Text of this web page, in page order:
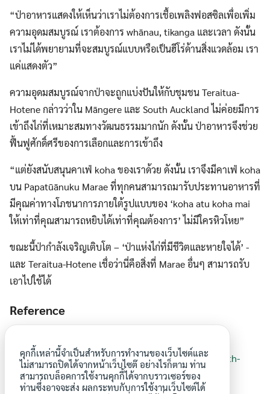
“ป่าอาหารแสดงให้เห็นว่าเราไม่ต้องการเชื้อเพลิงฟอสซิลเพื่อเพิ่ม
ความอุดมสมบูรณ์ เราต้องการ whānau, tikanga และเวลา ดังนั้น
เราไม่ได้พยายามที่จะสมบูรณ์แบบหรือเป็นฮีโร่ด้านสิ่งแวดล้อม เรา
แค่แสดงตัว”
ความอุดมสมบูรณ์จากป่าจะถูกแบ่งปันให้กับชุมชน Teraitua-
Hotene กล่าวว่าใน Māngere และ South Auckland ไม่ค่อยมีการ
เข้าถึงไก่ที่เหมาะสมทางวัฒนธรรมมากนัก ดังนั้น ป่าอาหารจึงช่วย
ฟื้นฟูศักดิ์ศรีของการเลือกและการเข้าถึง
“แต่ยังสนับสนุนคาเฟ่ koha ของเราด้วย ดังนั้น เราจึงมีคาเฟ่ koha
บน Papatūānuku Marae ที่ทุกคนสามารถมารับประทานอาหารที่
มีคุณค่าทางโภชนาการภายใต้รูปแบบของ ‘koha atu koha mai
ให้เท่าที่คุณสามารถหยิบได้เท่าที่คุณต้องการ’ ไม่มีใครหิวโหย”
ขณะนี้ป่ากำลังเจริญเติบโต – ‘ป่าแห่งไก่ที่มีชีวิตและหายใจได้’ ​​-
และ Teraitua-Hotene เชื่อว่านี่คือสิ่งที่ Marae อื่นๆ สามารถรับ
เอาไปใช้ได้
Reference
korihi/557864/growing-an-urban-food-forest-in-south-
auckland
คุกกี้เหล่านี้จำเป็นสำหรับการทำงานของเว็บไซต์และ
ไม่สามารถปิดได้จากหน้าเว็บไซต๊ อย่างไรก็ตาม ท่าน
สามารถบล็อคการใช้งานคุกกี้ได้จากบราวเซอร์ของ
ท่านซึ่งอาจจะส่ง ผลกระทบกับการใช้งานเว็บไซต์ได้